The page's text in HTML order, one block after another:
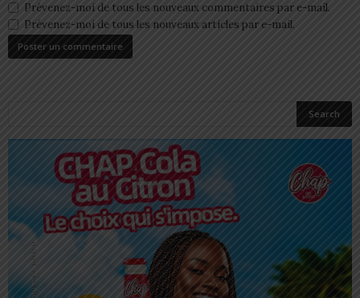
Prévenez-moi de tous les nouveaux commentaires par e-mail.
Prévenez-moi de tous les nouveaux articles par e-mail.